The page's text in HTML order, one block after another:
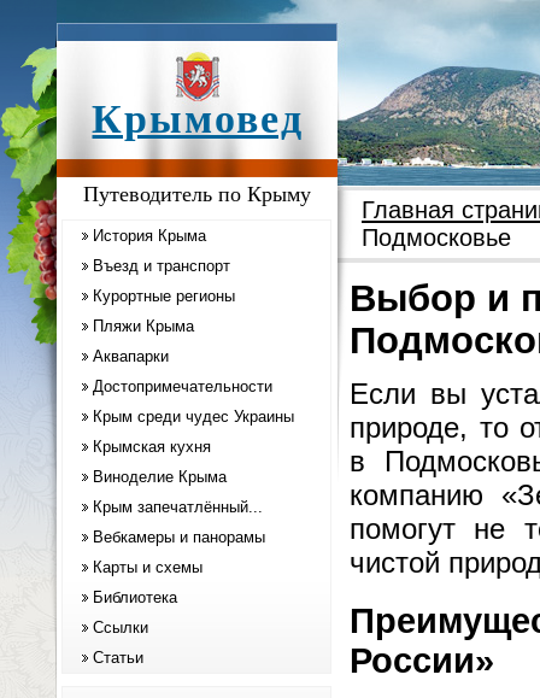
Крымовед
Путеводитель по Крыму
История Крыма
Въезд и транспорт
Курортные регионы
Пляжи Крыма
Аквапарки
Достопримечательности
Крым среди чудес Украины
Крымская кухня
Виноделие Крыма
Крым запечатлённый...
Вебкамеры и панорамы
Карты и схемы
Библиотека
Ссылки
Статьи
Главная
Подмосковье
Выбор и
Если вы
природе, то
в
компанию
помогут не
чистой
России»